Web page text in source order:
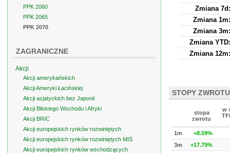
Zmiana 7d:
Zmiana 1m:
Zmiana 3m:
Zmiana YTD:
Zmiana 12m:
STOPY ZWROTU
stopa
zwrotu
w
1m
+8.59%
3m
+17.79%
PPK 2060
PPK 2065
PPK 2070
ZAGRANICZNE
Akcji
Akcji amerykańskich
Akcji Ameryki Łacińskiej
Akcji azjatyckich bez Japonii
Akcji Bliskiego Wschodu i Afryki
Akcji BRIC
Akcji europejskich rynków rozwiniętych
Akcji europejskich rynków rozwiniętych MIŚ
Akcji europejskich rynków wschodzących